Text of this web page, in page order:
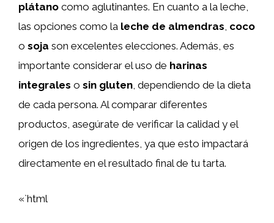
plátano como aglutinantes. En cuanto a la leche,
las opciones como la leche de almendras, coco
o soja son excelentes elecciones. Además, es
importante considerar el uso de harinas
integrales o sin gluten, dependiendo de la dieta
de cada persona. Al comparar diferentes
productos, asegúrate de verificar la calidad y el
origen de los ingredientes, ya que esto impactará
directamente en el resultado final de tu tarta.
«`html